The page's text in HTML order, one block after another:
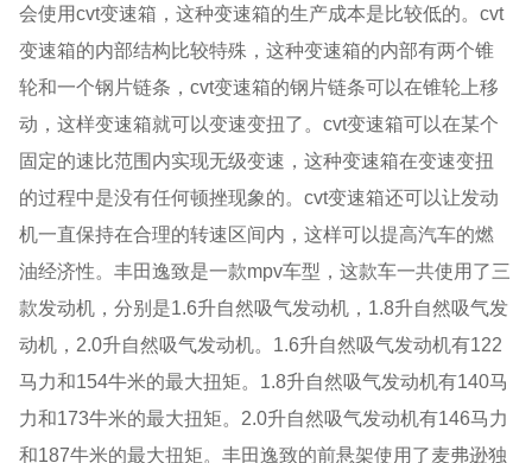
会使用cvt变速箱，这种变速箱的生产成本是比较低的。cvt
变速箱的内部结构比较特殊，这种变速箱的内部有两个锥
轮和一个钢片链条，cvt变速箱的钢片链条可以在锥轮上移
动，这样变速箱就可以变速变扭了。cvt变速箱可以在某个
固定的速比范围内实现无级变速，这种变速箱在变速变扭
的过程中是没有任何顿挫现象的。cvt变速箱还可以让发动
机一直保持在合理的转速区间内，这样可以提高汽车的燃
油经济性。丰田逸致是一款mpv车型，这款车一共使用了三
款发动机，分别是1.6升自然吸气发动机，1.8升自然吸气发
动机，2.0升自然吸气发动机。1.6升自然吸气发动机有122
马力和154牛米的最大扭矩。1.8升自然吸气发动机有140马
力和173牛米的最大扭矩。2.0升自然吸气发动机有146马力
和187牛米的最大扭矩。丰田逸致的前悬架使用了麦弗逊独